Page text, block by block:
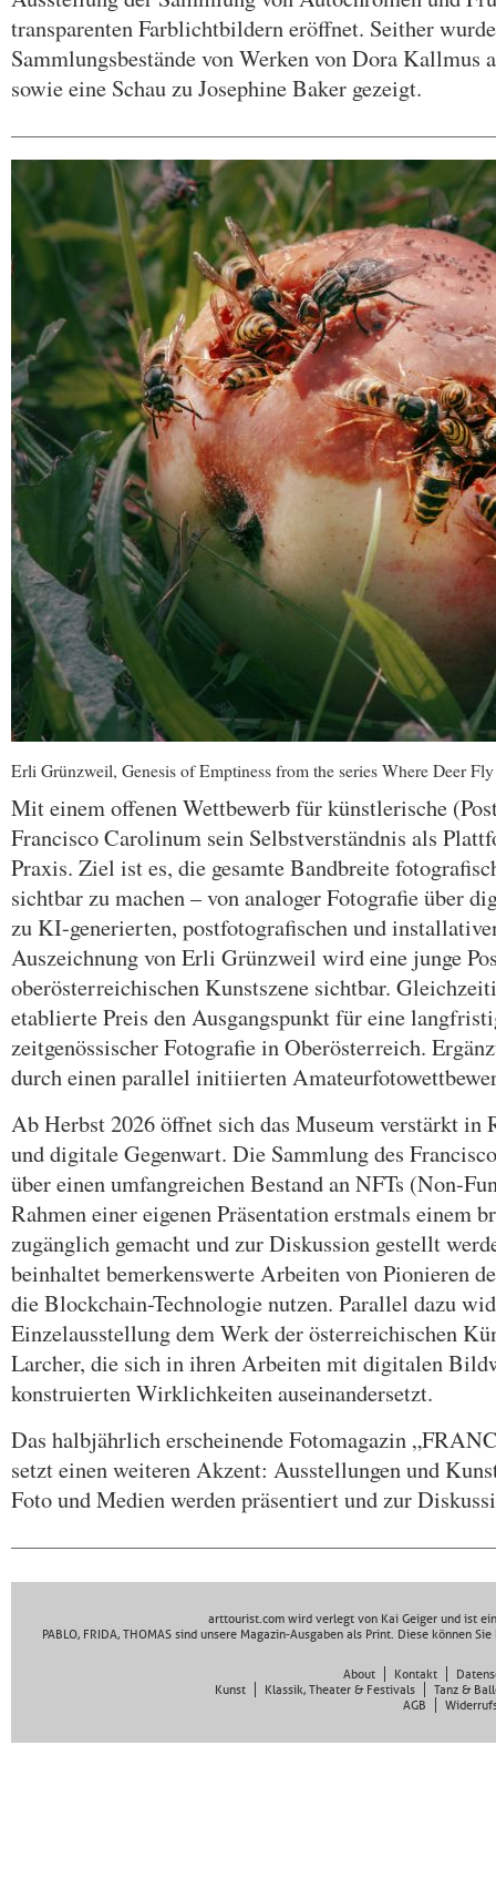
transparenten Farblichtbildern eröffnet. Seither
Sammlungsbestände von Werken von Dora Kallmus
sowie eine Schau zu Josephine Baker gezeigt.
Erli Grünzweil, Genesis of Emptiness from the series Where Deer
Mit einem offenen Wettbewerb für künstlerische
Francisco Carolinum sein Selbstverständnis als
Praxis. Ziel ist es, die gesamte Bandbreite
sichtbar zu machen – von analoger Fotografie über
zu KI-generierten, postfotografischen und
Auszeichnung von Erli Grünzweil wird eine junge
oberösterreichischen Kunstszene sichtbar.
etablierte Preis den Ausgangspunkt für eine
zeitgenössischer Fotografie in Oberösterreich.
durch einen parallel initiierten
Ab Herbst 2026 öffnet sich das Museum verstärkt in
und digitale Gegenwart. Die Sammlung des
über einen umfangreichen Bestand an NFTs (Non-
Rahmen einer eigenen Präsentation erstmals einem
zugänglich gemacht und zur Diskussion gestellt
beinhaltet bemerkenswerte Arbeiten von Pionieren
die Blockchain-Technologie nutzen. Parallel dazu
Einzelausstellung dem Werk der österreichischen
Larcher, die sich in ihren Arbeiten mit digitalen
konstruierten Wirklichkeiten auseinandersetzt.
Das halbjährlich erscheinende Fotomagazin
setzt einen weiteren Akzent: Ausstellungen und
Foto und Medien werden präsentiert und zur
arttourist.com wird verlegt von Kai Geiger und ist
PABLO, FRIDA, THOMAS sind unsere Magazin-Ausgaben als Print. Diese können
About Kontakt
Kunst
Klassik, Theater & Festivals
Tanz &
AGB